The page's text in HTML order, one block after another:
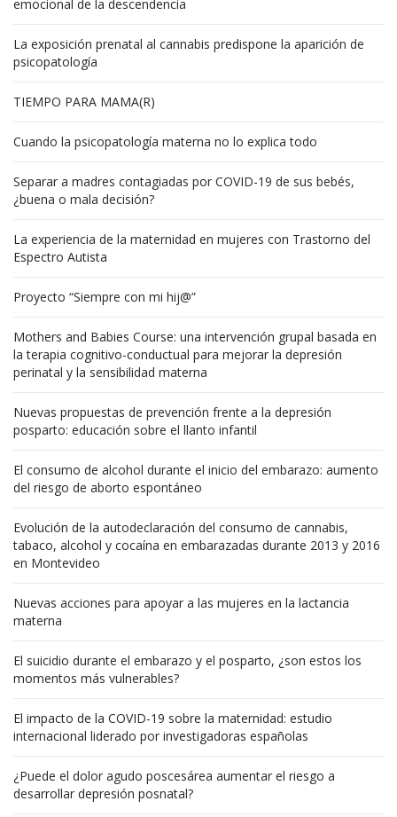
emocional de la descendencia
La exposición prenatal al cannabis predispone la aparición de
psicopatología
TIEMPO PARA MAMA(R)
Cuando la psicopatología materna no lo explica todo
Separar a madres contagiadas por COVID-19 de sus bebés,
¿buena o mala decisión?
La experiencia de la maternidad en mujeres con Trastorno del
Espectro Autista
Proyecto “Siempre con mi hij@”
Mothers and Babies Course: una intervención grupal basada en
la terapia cognitivo-conductual para mejorar la depresión
perinatal y la sensibilidad materna
Nuevas propuestas de prevención frente a la depresión
posparto: educación sobre el llanto infantil
El consumo de alcohol durante el inicio del embarazo: aumento
del riesgo de aborto espontáneo
Evolución de la autodeclaración del consumo de cannabis,
tabaco, alcohol y cocaína en embarazadas durante 2013 y 2016
en Montevideo
Nuevas acciones para apoyar a las mujeres en la lactancia
materna
El suicidio durante el embarazo y el posparto, ¿son estos los
momentos más vulnerables?
El impacto de la COVID-19 sobre la maternidad: estudio
internacional liderado por investigadoras españolas
¿Puede el dolor agudo poscesárea aumentar el riesgo a
desarrollar depresión posnatal?